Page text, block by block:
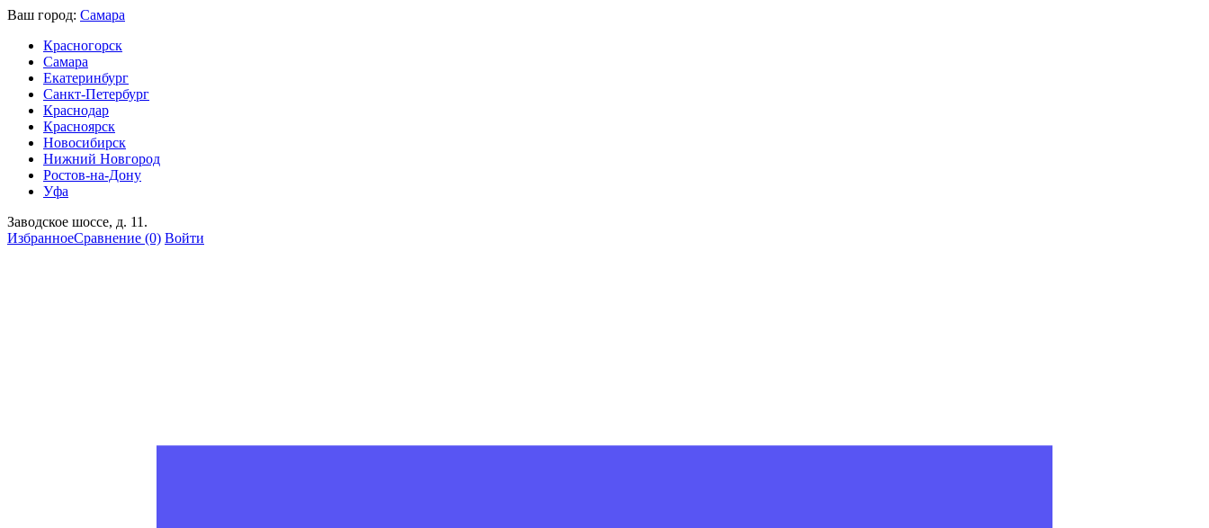
Ваш город: Самара
Красногорск
Самара
Екатеринбург
Санкт-Петербург
Краснодар
Красноярск
Новосибирск
Нижний Новгород
Ростов-на-Дону
Уфа
Заводское шоссе, д. 11.
ИзбранноеСравнение (0) Войти